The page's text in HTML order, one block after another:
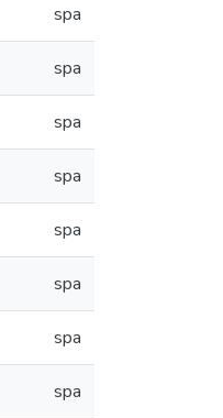
spa
spa
spa
spa
spa
spa
spa
spa